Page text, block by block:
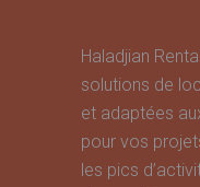
Haladjian
solutions de
et adaptées
pour vos
les pics